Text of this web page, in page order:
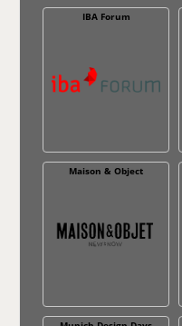
IBA Forum
Maison & Object